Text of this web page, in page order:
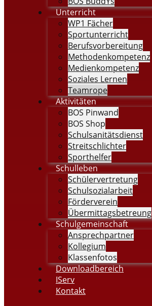
Unterricht
WP1 Fächer
Sportunterricht
Berufsvorbereitung
Methodenkompetenz
Medienkompetenz
Soziales Lernen
Teamrope
Aktivitäten
BOS Pinwand
BOS Shop
Schulsanitätsdienst
Streitschlichter
Sporthelfer
Schulleben
Schülervertretung
Schulsozialarbeit
Förderverein
Übermittagsbetreung
Schulgemeinschaft
Ansprechpartner
Kollegium
Klassenfotos
Downloadbereich
IServ
Kontakt